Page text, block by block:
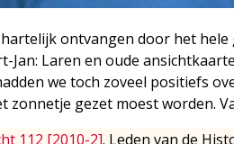
ontvangen door het hele
Laren en oude
we toch zoveel positiefs
zonnetje gezet moest worden.
112 [2010-2]. Leden van de